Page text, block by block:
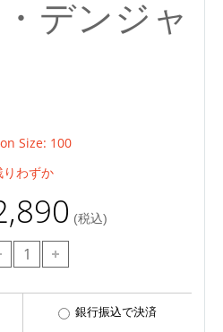
デンジャ
Size: 100
りわずか
(税込)
銀行振込で決済